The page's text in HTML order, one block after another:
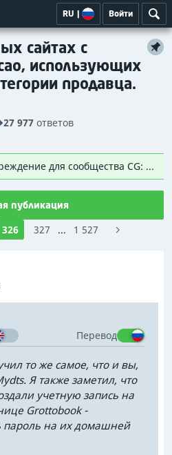
RU | Войти
сайтах с
использующих
продавца.
27 977 ответов
Небольшое предупреждение для сообщества CG: Casino Guru — это открытая платформа, где каждый может свободно делиться своими мыслями и мнениями. Мы верим в свободу слова и стараемся быть максимально не ограничивающими. Тем не менее, пожалуйста, помните: то, что что-то размещено на форуме, не означает, что Casino Guru соглашается с этим или одобряет это каким-либо образом. Мы очень рады видеть, как игроки участвуют в беседах, ведут уважительные дебаты и получают от этого удовольствие! Вот почему мы создали эту платформу. Однако мы заметили растущую тенденцию — не только здесь, но и на других платформах, — когда некоторые игроки, честно проиграв деньги в казино, ищут способы вернуть эти средства через свой банк или платежного провайдера, часто путем подачи заявок на возврат платежей или подачи ложных заявлений. Хотим вас предупредить: такое поведение не только несправедливо, но и очень рискованно! Мы уже видели и слышали истории (здесь и в других местах) о людях, которые попадали в серьезные неприятности, пытаясь пойти по этому пути, включая закрытые счета казино на нескольких платформах, закрытые банковские счета, долги и даже судебные иски (попытка мошенничества). Попытка мошенничества или искажение правды банку или провайдеру никогда не является хорошей идеей и может иметь долгосрочные последствия. Итак, вот наше дружеское обращение ко всем членам сообщества Casino Guru: Выступайте против нечестных и недобросовестных казино. Если вам нужна помощь, обратитесь в наш Центр рассмотрения жалоб — вам не придется бороться в одиночку. Но, пожалуйста, не пытайтесь вернуть деньги, которые вы честно потеряли. Это просто не стоит риска. Спасибо, что являетесь частью нашего сообщества, и хорошего вам дня!
326 327 ... 1 527
публикация
Перевод
то же самое, что и вы,
Я также заметил, что
учетную запись на
Grottobook -
пароль на их домашней